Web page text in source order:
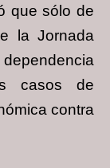
que sólo de
la Jornada
casos de
contra